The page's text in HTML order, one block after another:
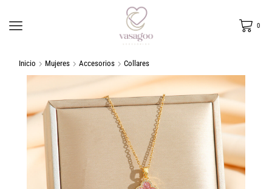
0
Inicio Mujeres Accesorios Collares